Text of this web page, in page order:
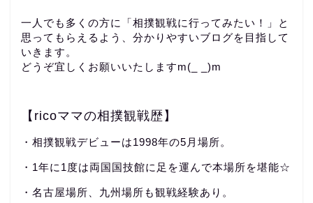
一人でも多くの方に「相撲観戦に行ってみたい！」と
思ってもらえるよう、分かりやすいブログを目指して
いきます。
どうぞ宜しくお願いいたしますm(_ _)m
【ricoママの相撲観戦歴】
・相撲観戦デビューは1998年の5月場所。
・1年に1度は両国国技館に足を運んで本場所を堪能☆
・名古屋場所、九州場所も観戦経験あり。